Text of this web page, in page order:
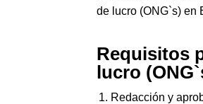
de lucro (ONG`s) en
Requisitos
lucro
Redacción y